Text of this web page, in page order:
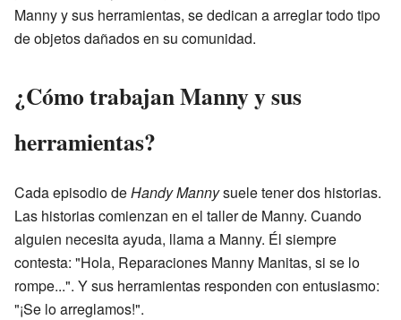
Manny y sus herramientas, se dedican a arreglar todo tipo
de objetos dañados en su comunidad.
¿Cómo trabajan Manny y sus
herramientas?
Cada episodio deHandy Mannysuele tener dos historias.
Las historias comienzan en el taller de Manny. Cuando
alguien necesita ayuda, llama a Manny. Él siempre
contesta: "Hola, Reparaciones Manny Manitas, si se lo
rompe...". Y sus herramientas responden con entusiasmo:
"¡Se lo arreglamos!".